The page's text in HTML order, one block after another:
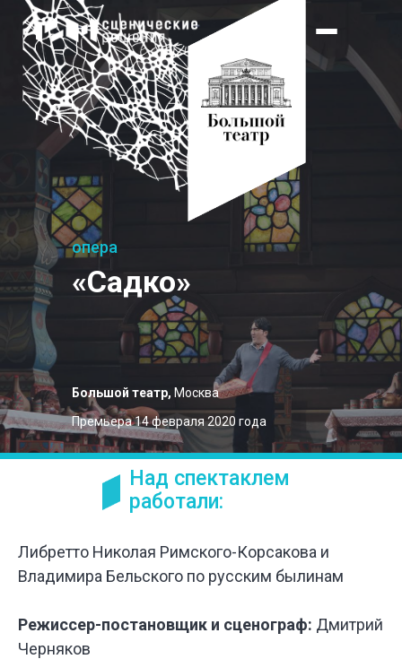
«Садко»
Большой театр, Москва
Премьера 14 февраля 2020 года
опера
Над спектаклем
работали:
Либретто Николая Римского-Корсакова и
Владимира Бельского по русским былинам
Режиссер-постановщик и сценограф: Дмитрий
Черняков